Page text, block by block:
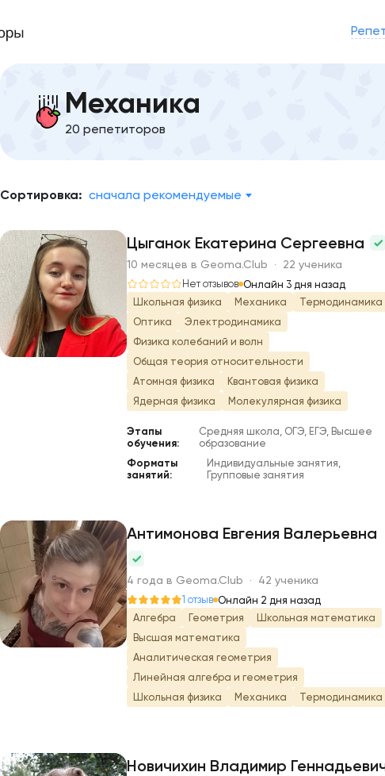
Механика
20 репетиторов
Сортировка: сначала рекомендуемые
Ц
Цыганок Екатерина Сергеевна
10 месяцев в Geoma.Club · 22 ученика
Нет отзывов Онлайн 3 дня назад
Школьная физика
Механика
Термодинамика
Оптика
Электродинамика
Физика колебаний и волн
Общая теория относительности
Атомная физика
Квантовая физика
Ядерная физика
Молекулярная физика
Этапы
обучения:
Средняя школа, ОГЭ, ЕГЭ, Высшее
образование
Форматы
занятий:
Индивидуальные занятия,
Групповые занятия
А
Антимонова Евгения Валерьевна
4 года в Geoma.Club · 42 ученика
1 отзыв Онлайн 2 дня назад
Алгебра
Геометрия
Школьная математика
Высшая математика
Аналитическая геометрия
Линейная алгебра и геометрия
Школьная физика
Механика Термодинамика
Новичихин Владимир